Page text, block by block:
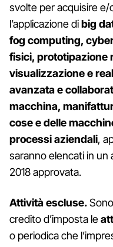
svolte per acquisire
l’applicazione dibig
fog computing,
fisici, prototipazione
visualizzazione e
avanzata e
macchina,
cose e delle
processi aziendali,
saranno elencati in un
2018 approvata.
Attività escluse.
credito d’imposta le
o periodica che